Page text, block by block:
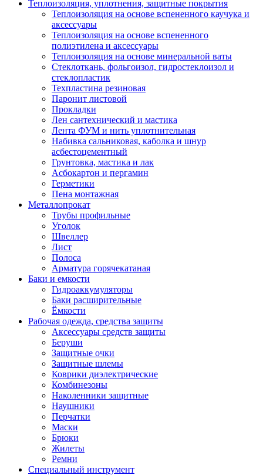
Теплоизоляция, уплотнения, защитные покрытия
Теплоизоляция на основе вспененного каучука и
аксессуары
Теплоизоляция на основе вспененного
полиэтилена и аксессуары
Теплоизоляция на основе минеральной ваты
Стеклоткань, фольгоизол, гидростеклоизол и
стеклопластик
Техпластина резиновая
Паронит листовой
Прокладки
Лен сантехнический и мастика
Лента ФУМ и нить уплотнительная
Набивка сальниковая, каболка и шнур
асбестоцементный
Грунтовка, мастика и лак
Асбокартон и пергамин
Герметики
Пена монтажная
Металлопрокат
Трубы профильные
Уголок
Швеллер
Лист
Полоса
Арматура горячекатаная
Баки и емкости
Гидроаккумуляторы
Баки расширительные
Ёмкости
Рабочая одежда, средства защиты
Аксессуары средств защиты
Беруши
Защитные очки
Защитные шлемы
Коврики диэлектрические
Комбинезоны
Наколенники защитные
Наушники
Перчатки
Маски
Брюки
Жилеты
Ремни
Специальный инструмент